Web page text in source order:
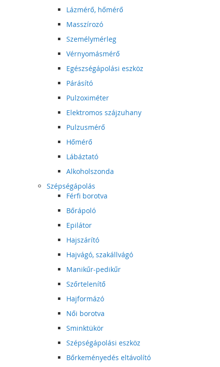
Lázmérő, hőmérő
Masszírozó
Személymérleg
Vérnyomásmérő
Egészségápolási eszköz
Párásító
Pulzoximéter
Elektromos szájzuhany
Pulzusmérő
Hőmérő
Lábáztató
Alkoholszonda
Szépségápolás
Férfi borotva
Bőrápoló
Epilátor
Hajszárító
Hajvágó, szakállvágó
Manikűr-pedikűr
Szőrtelenítő
Hajformázó
Női borotva
Sminktükör
Szépségápolási eszköz
Bőrkeményedés eltávolító